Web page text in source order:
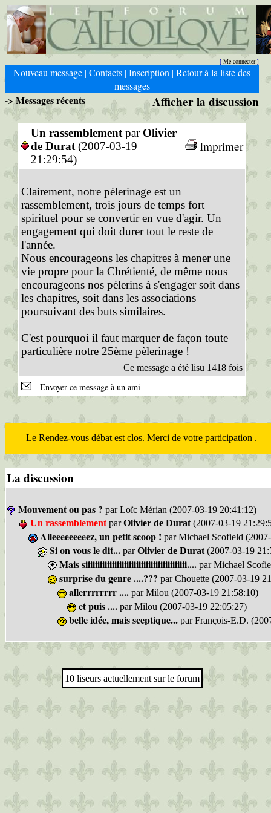
[ Me connecter]
Nouveau message | Contacts | Inscription | Retour à la liste des
messages
-> Messages récents Afficher la discussion
Un rassemblement par Olivier
de Durat (2007-03-19
21:29:54)
Imprimer
Clairement, notre pèlerinage est un
rassemblement, trois jours de temps fort
spirituel pour se convertir en vue d'agir. Un
engagement qui doit durer tout le reste de
l'année.
Nous encourageons les chapitres à mener une
vie propre pour la Chrétienté, de même nous
encourageons nos pèlerins à s'engager soit dans
les chapitres, soit dans les associations
poursuivant des buts similaires.
C'est pourquoi il faut marquer de façon toute
particulière notre 25ème pèlerinage !
Ce message a été lisu 1418 fois
Envoyer ce message à un ami
Le Rendez-vous débat est clos. Merci de votre participation .
La discussion
Mouvement ou pas ? par Loïc Mérian (2007-03-19 20:41:12)
Un rassemblement parOlivier de Durat (2007-03-19
Alleeeeeeeeez, un petit scoop ! par Michael Scofield
Si on vous le dit... parOlivier de Durat (2007-03-19
Mais siiiiiiiiiiiiiiiiiiiiiiiiiiiiiiiiiiiiiiiiii.... par Michael
surprise du genre ....??? par Chouette (2007-03-19
allerrrrrrrr .... par Milou (2007-03-19 21:58:10)
et puis .... par Milou (2007-03-19 22:05:27)
belle idée, mais sceptique... par François-E.D.
10 liseurs actuellement sur le forum